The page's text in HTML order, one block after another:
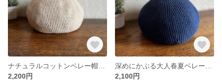
2,200円
2,100円